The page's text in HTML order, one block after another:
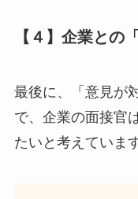
【４】企業との
最後に、「意見が
で、企業の面接官
たいと考えています